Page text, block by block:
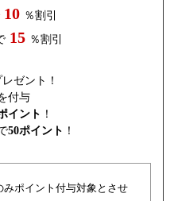
10 ％割引
15 ％割引
レゼント！
付与
イント ！
50ポイント ！
みポイント付与対象とさせ